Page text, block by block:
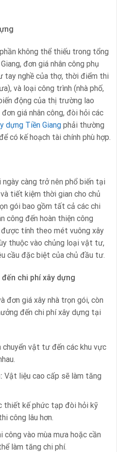
không thể thiếu trong tổng
đơn giá nhân công phụ
tay nghề của thợ, thời điểm thi
và loại công trình (nhà phố,
động của thị trường lao
giá nhân công, đòi hỏi các
dựng Tiền Giang phải thường
có kế hoạch tài chính phù hợp.
càng trở nên phổ biến tại
tiết kiệm thời gian cho chủ
gói bao gồm tất cả các chi
công đến hoàn thiện công
tính theo mét vuông xây
thuộc vào chủng loại vật tư,
cầu đặc biệt của chủ đầu tư.
chi phí xây dựng
đơn giá xây nhà trọn gói, còn
đến chi phí xây dựng tại
chuyển vật tư đến các khu vực
Vật liệu cao cấp sẽ làm tăng
thiết kế phức tạp đòi hỏi kỹ
công lâu hơn.
công vào mùa mưa hoặc cần
làm tăng chi phí.